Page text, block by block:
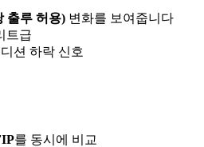
출루 허용) 변화를 보여줍니다
트급
션 하락 신호
를 동시에 비교